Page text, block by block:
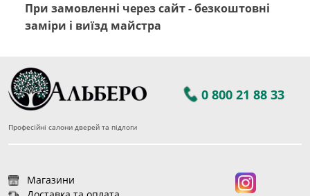
При замовленні через сайт - безкоштовні
заміри і виїзд майстра
0 800 21 88 33
Професійні салони дверей та підлоги
Магазини